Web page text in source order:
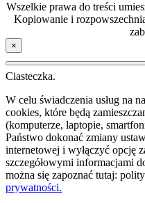
Wszelkie prawa do treści
Kopiowanie i
×
Ciasteczka.
W celu świadczenia usług na
cookies, które będą
(komputerze, laptopie,
Państwo dokonać zmiany
internetowej i wyłączyć opcję
szczegółowymi informacjami
można się zapoznać tutaj:
prywatności.